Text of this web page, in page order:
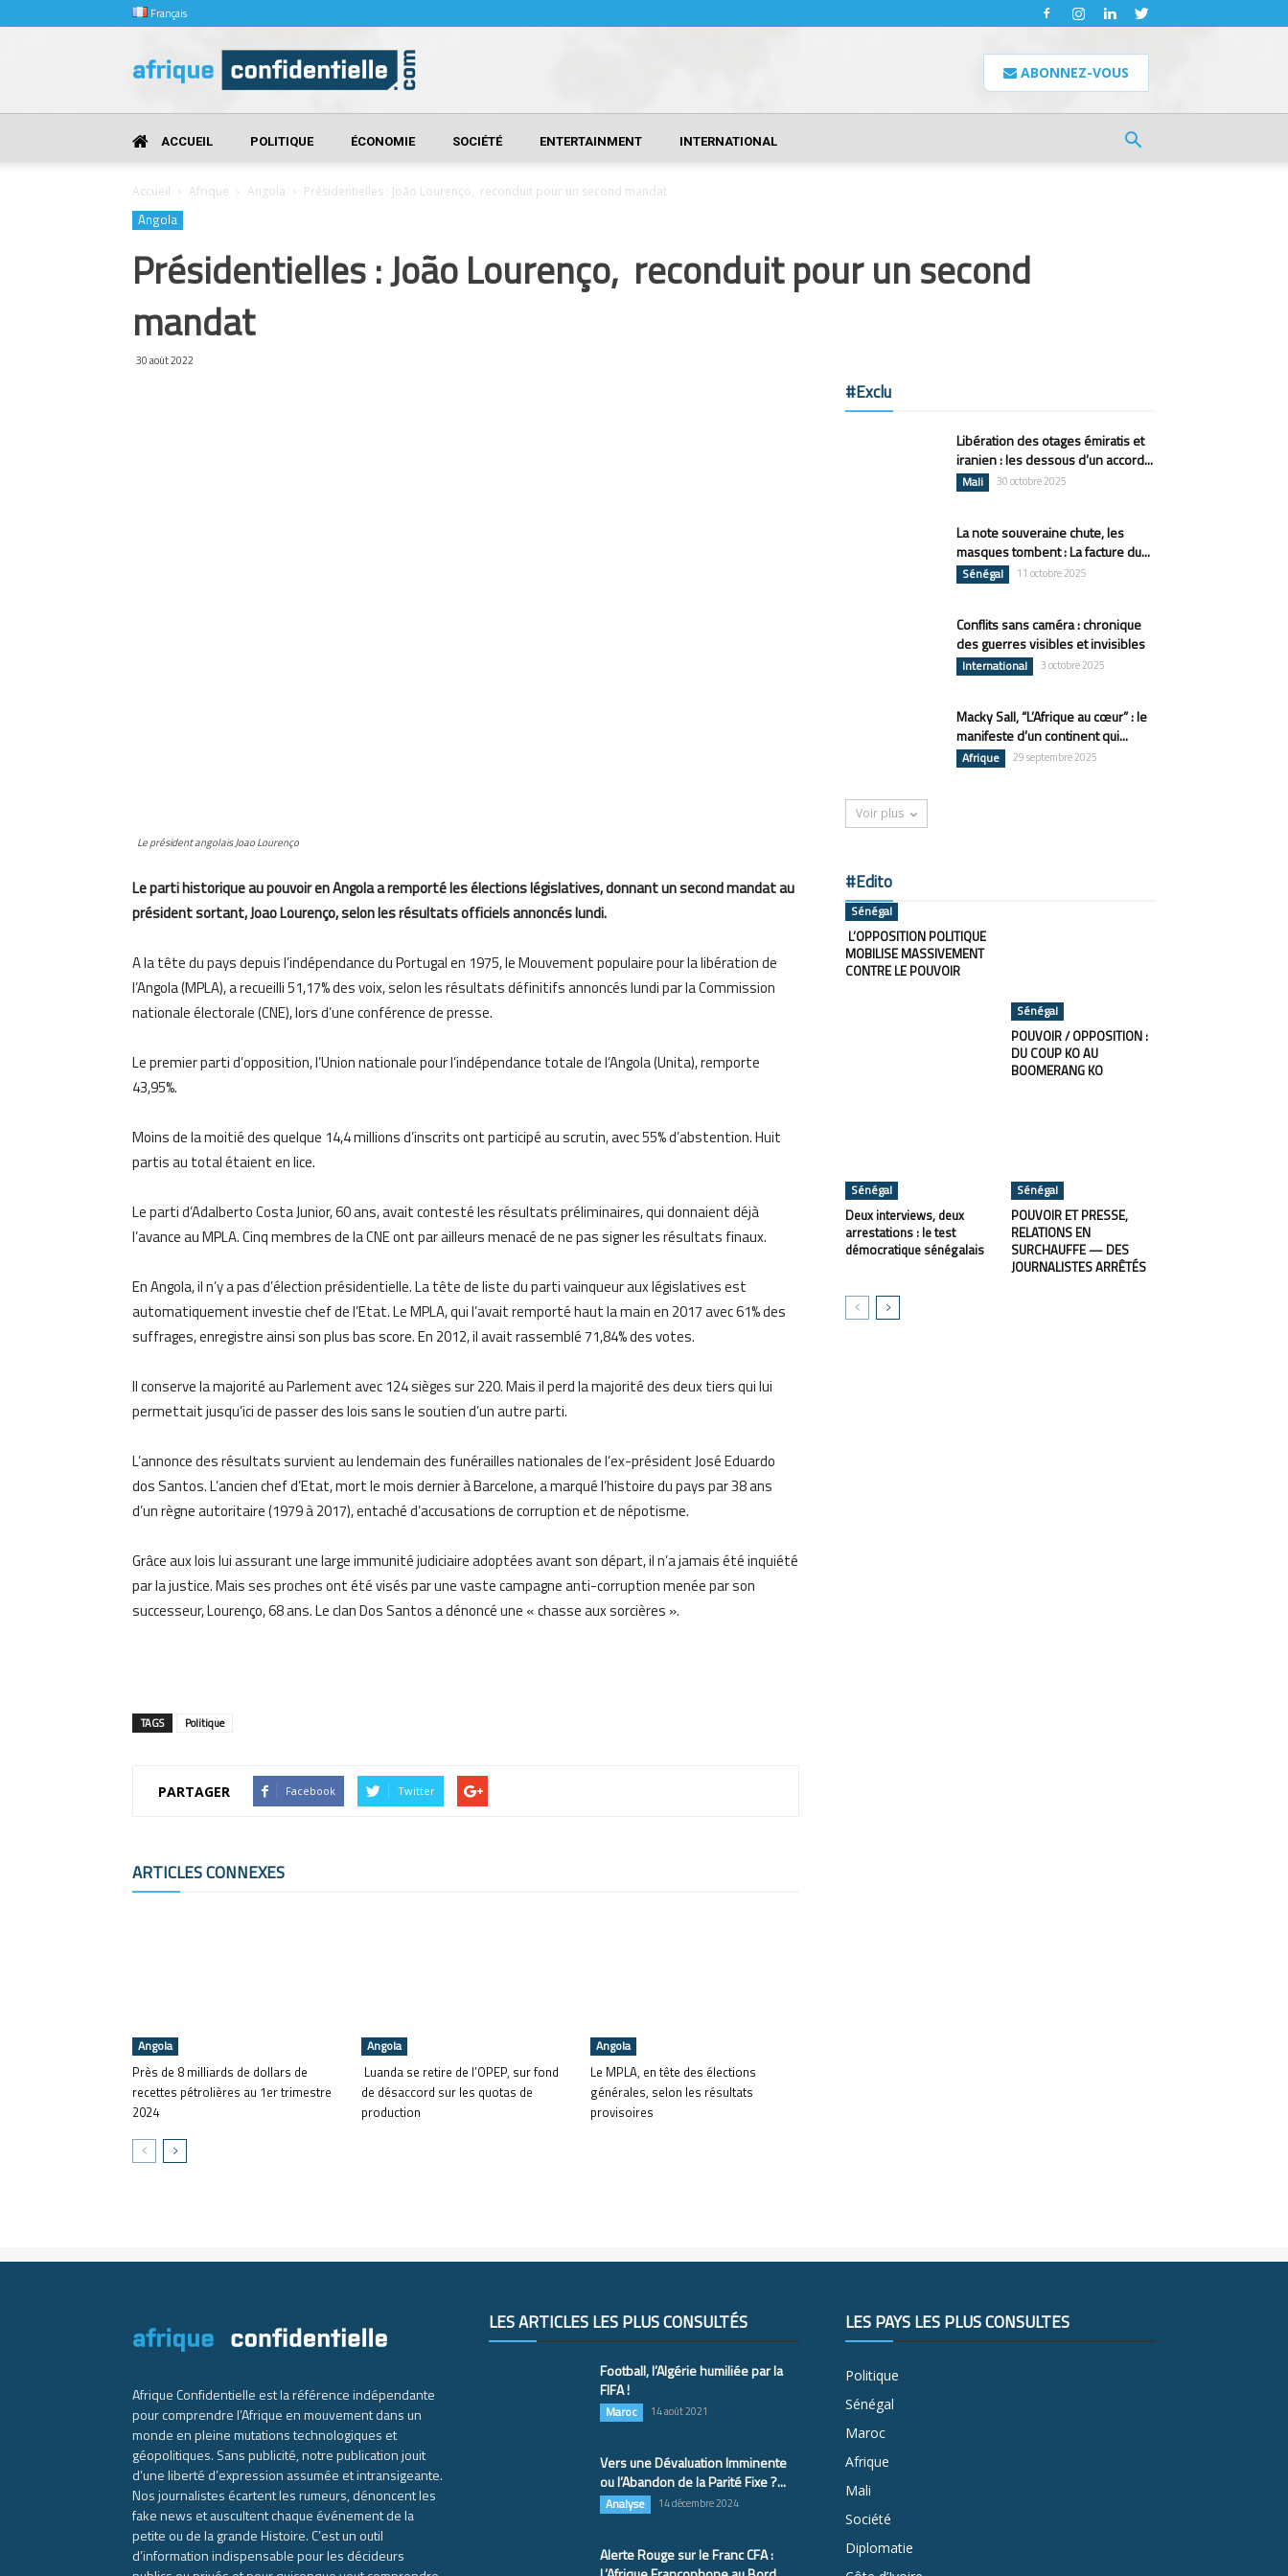
Français
Confidentielle
ABONNEZ-VOUS
ACCUEIL POLITIQUE ÉCONOMIE SOCIÉTÉ ENTERTAINMENT INTERNATIONAL
Accueil Afrique Angola Présidentielles : João Lourenço, reconduit pour un second mandat
Angola
Présidentielles : João Lourenço, reconduit pour un second
mandat
30 août 2022
Le président angolais Joao Lourenço
Le parti historique au pouvoir en Angola a remporté les élections législatives, donnant un second mandat au
président sortant, Joao Lourenço, selon les résultats officiels annoncés lundi.
A la tête du pays depuis l’indépendance du Portugal en 1975, le Mouvement populaire pour la libération de
l’Angola (MPLA), a recueilli 51,17% des voix, selon les résultats définitifs annoncés lundi par la Commission
nationale électorale (CNE), lors d’une conférence de presse.
Le premier parti d’opposition, l’Union nationale pour l’indépendance totale de l’Angola (Unita), remporte
43,95%.
Moins de la moitié des quelque 14,4 millions d’inscrits ont participé au scrutin, avec 55% d’abstention. Huit
partis au total étaient en lice.
Le parti d’Adalberto Costa Junior, 60 ans, avait contesté les résultats préliminaires, qui donnaient déjà
l’avance au MPLA. Cinq membres de la CNE ont par ailleurs menacé de ne pas signer les résultats finaux.
En Angola, il n’y a pas d’élection présidentielle. La tête de liste du parti vainqueur aux législatives est
automatiquement investie chef de l’Etat. Le MPLA, qui l’avait remporté haut la main en 2017 avec 61% des
suffrages, enregistre ainsi son plus bas score. En 2012, il avait rassemblé 71,84% des votes.
Il conserve la majorité au Parlement avec 124 sièges sur 220. Mais il perd la majorité des deux tiers qui lui
permettait jusqu’ici de passer des lois sans le soutien d’un autre parti.
L’annonce des résultats survient au lendemain des funérailles nationales de l’ex-président José Eduardo
dos Santos. L’ancien chef d’Etat, mort le mois dernier à Barcelone, a marqué l’histoire du pays par 38 ans
d’un règne autoritaire (1979 à 2017), entaché d’accusations de corruption et de népotisme.
Grâce aux lois lui assurant une large immunité judiciaire adoptées avant son départ, il n’a jamais été inquiété
par la justice. Mais ses proches ont été visés par une vaste campagne anti-corruption menée par son
successeur, Lourenço, 68 ans. Le clan Dos Santos a dénoncé une « chasse aux sorcières ».
TAGS Politique
PARTAGER Facebook Twitter
ARTICLES CONNEXES
Angola
Près de 8 milliards de dollars de
recettes pétrolières au 1er trimestre
2024
Angola
Luanda se retire de l’OPEP, sur fond
de désaccord sur les quotas de
production
Angola
Le MPLA, en tête des élections
générales, selon les résultats
provisoires
#Exclu
Libération des otages émiratis et
iranien : les dessous d’un accord...
Mali 30 octobre 2025
La note souveraine chute, les
masques tombent : La facture du...
Sénégal 11 octobre 2025
Conflits sans caméra : chronique
des guerres visibles et invisibles
International 3 octobre 2025
Macky Sall, “L’Afrique au cœur” : le
manifeste d’un continent qui...
Afrique 29 septembre 2025
Voir plus
#Edito
Sénégal
L’OPPOSITION POLITIQUE
MOBILISE MASSIVEMENT
CONTRE LE POUVOIR
Sénégal
POUVOIR / OPPOSITION :
DU COUP KO AU
BOOMERANG KO
Sénégal
Deux interviews, deux
arrestations : le test
démocratique sénégalais
Sénégal
POUVOIR ET PRESSE,
RELATIONS EN
SURCHAUFFE — DES
JOURNALISTES ARRÊTÉS
Afrique Confidentielle est la référence indépendante
pour comprendre l’Afrique en mouvement dans un
monde en pleine mutations technologiques et
géopolitiques. Sans publicité, notre publication jouit
d’une liberté d’expression assumée et intransigeante.
Nos journalistes écartent les rumeurs, dénoncent les
fake news et auscultent chaque événement de la
petite ou de la grande Histoire. C’est un outil
d’information indispensable pour les décideurs
LES ARTICLES LES PLUS CONSULTÉS
Football, l’Algérie humiliée par la
FIFA !
Maroc 14 août 2021
Vers une Dévaluation Imminente
ou l’Abandon de la Parité Fixe ?...
Analyse 14 décembre 2024
Alerte Rouge sur le Franc CFA :
LES PAYS LES PLUS CONSULTÉS
Politique
Sénégal
Maroc
Afrique
Mali
Société
Diplomatie